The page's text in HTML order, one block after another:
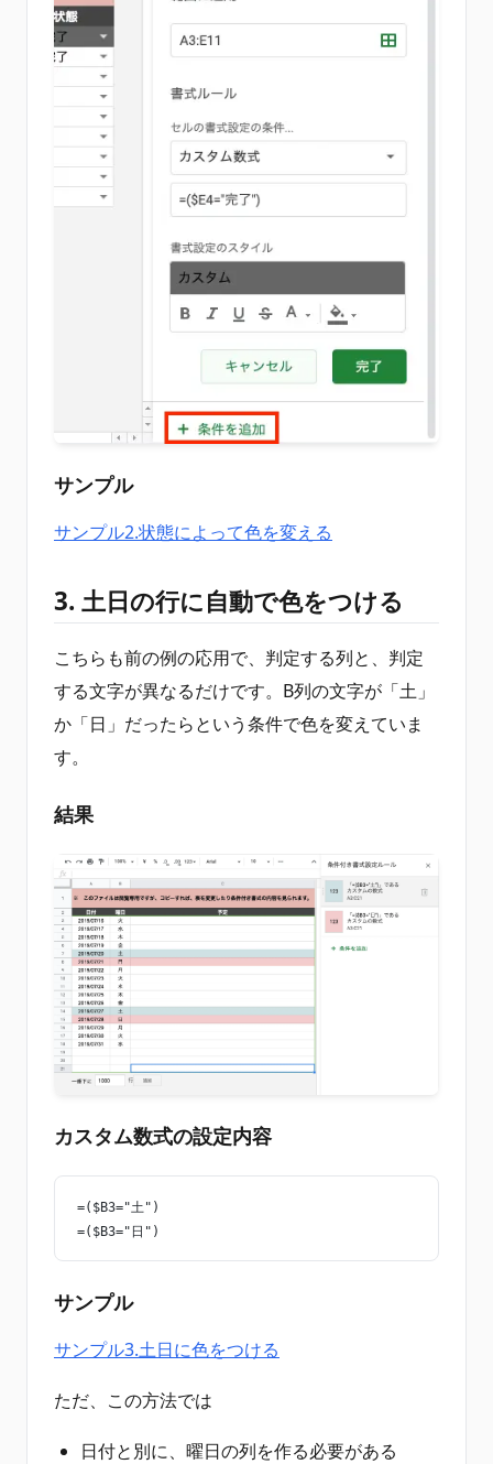
サンプル
サンプル2.状態によって色を変える
3. 土日の行に自動で色をつける
こちらも前の例の応用で、判定する列と、判定
する文字が異なるだけです。B列の文字が「土」
か「日」だったらという条件で色を変えていま
す。
結果
カスタム数式の設定内容
=($B3="土")
=($B3="日")
サンプル
サンプル3.土日に色をつける
ただ、この方法では
日付と別に、曜日の列を作る必要がある